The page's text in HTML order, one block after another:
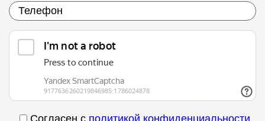
Согласен с политикой конфиденциальности